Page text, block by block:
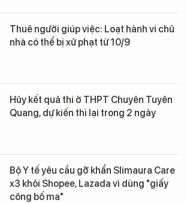
Thuê người giúp việc: Loạt hành vi chủ
nhà có thể bị xử phạt từ 10/9
Hủy kết quả thi ở THPT Chuyên Tuyên
Quang, dự kiến thi lại trong 2 ngày
Bộ Y tế yêu cầu gỡ khẩn Slimaura Care
x3 khỏi Shopee, Lazada vì dùng "giấy
công bố ma"